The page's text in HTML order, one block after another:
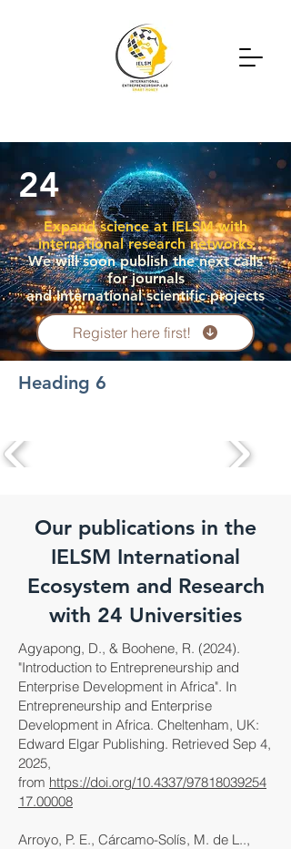
24
Expand science at IELSM with
international research networks
We will soon publish the next calls
for journals
and international scientific projects
Register here first!
Heading 6
Our publications in the
IELSM International
Ecosystem and Research
with 24 Universities
Agyapong, D., & Boohene, R. (2024).
"Introduction to Entrepreneurship and
Enterprise Development in Africa". In
Entrepreneurship and Enterprise
Development in Africa. Cheltenham, UK:
Edward Elgar Publishing. Retrieved Sep 4,
2025,
from https://doi.org/10.4337/97818039254
17.00008
Arroyo, P. E., Cárcamo-Solís, M. de L..,